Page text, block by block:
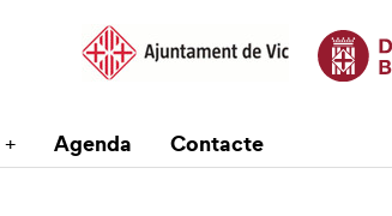
Agenda Contacte